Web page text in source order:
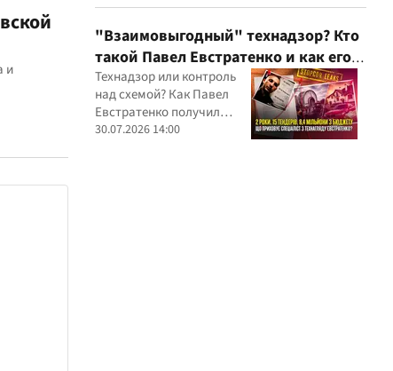
и
связи Сергея Дядечко до
сих пор простираются
через Украину и несколько
иностранных юрисдикций
"Взаимовыгодный" технадзор? Кто
такой Павел Евстратенко и как его
ФЛП получил доступ к бюджетным
миллионам?
Технадзор или контроль
над схемой? Как Павел
Евстратенко получил
миллионные подряды
30.07.2026 14:00